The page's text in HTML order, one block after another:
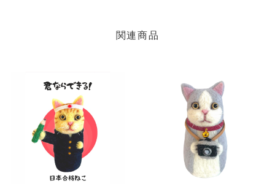
関連商品